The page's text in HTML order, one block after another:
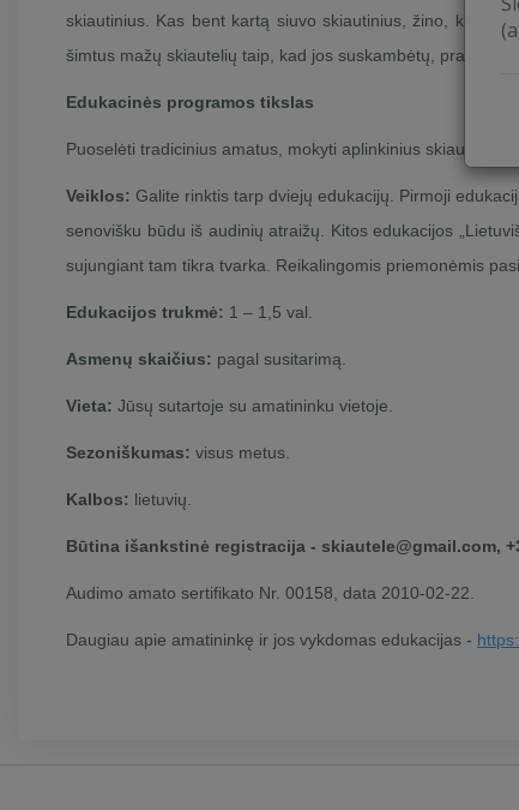
skiautinius. Kas bent kartą siuvo skiautinius, žino, kiek
šimtus mažų skiautelių taip, kad jos suskambėtų, prabiltų.
Edukacinės programos tikslas
Puoselėti tradicinius amatus, mokyti aplinkinius skiautinių
Veiklos: Galite rinktis tarp dviejų edukacijų. Pirmoji
senovišku būdu iš audinių atraižų. Kitos edukacijos
sujungiant tam tikra tvarka. Reikalingomis priemonėmis
Edukacijos trukmė: 1 – 1,5 val.
Asmenų skaičius: pagal susitarimą.
Vieta: Jūsų sutartoje su amatininku vietoje.
Sezoniškumas: visus metus.
Kalbos: lietuvių.
Būtina išankstinė registracija - skiautele@gmail.com,
Audimo amato sertifikato Nr. 00158, data 2010-02-22.
Daugiau apie amatininkę ir jos vykdomas edukacijas -